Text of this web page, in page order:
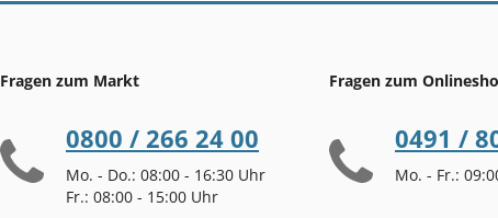
Fragen zum Markt
0800 / 266 24 00
Mo. - Do.: 08:00 - 16:30 Uhr
Fr.: 08:00 - 15:00 Uhr
Fragen zum
0491 /
Mo. - Fr.: